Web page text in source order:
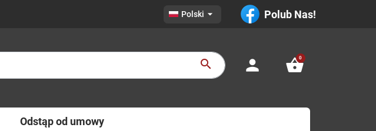
Polski  Polub Nas!
search person shopping_basket
0
Odstąp od umowy